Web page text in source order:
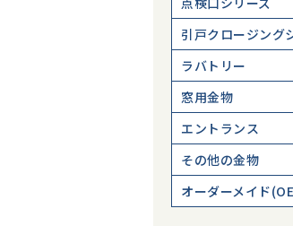
引戸クロージング
ラバトリー
窓用金物
エントランス
その他の金物
オーダーメイド